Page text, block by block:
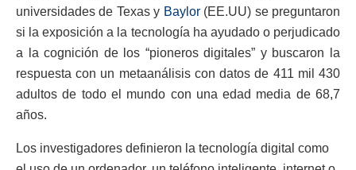
universidades de Texas y Baylor(EE.UU) se preguntaron
si la exposición a la tecnología ha ayudado o perjudicado
a la cognición de los “pioneros digitales” y buscaron la
respuesta con un metaanálisis con datos de 411 mil 430
adultos de todo el mundo con una edad media de 68,7
años.
Los investigadores definieron la tecnología digital como